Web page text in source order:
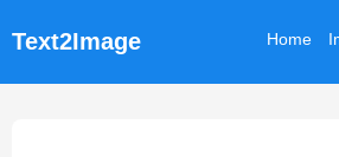
Text2Image Home